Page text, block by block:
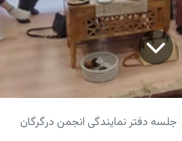
جلسه دفتر نمایندگی انجمن درگرگان